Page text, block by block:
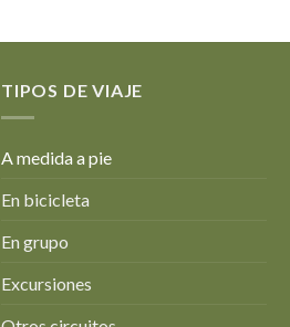
TIPOS DE VIAJE
A medida a pie
En bicicleta
En grupo
Excursiones